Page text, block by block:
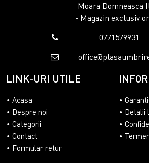
Moara Domneasca
- Magazin exclusiv
0771579931
LINK-URI UTILE
Acasa
Despre noi
Categorii
Contact
Formular retur
Detalii